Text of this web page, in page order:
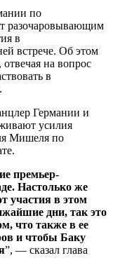
по
разочаровывающим
в
встрече. Oб этом
на вопрос
в
Германии и
усилия
Мишеля по
премьер-
Настолько же
участия в этом
дни, так это
что также в ее
и чтобы Баку
”, — сказал глава